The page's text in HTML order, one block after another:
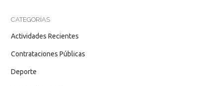
CATEGORÍAS
Actividades Recientes
Contrataciones Públicas
Deporte